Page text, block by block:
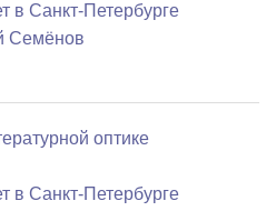
в Санкт-Петербурге
Семёнов
оптике
в Санкт-Петербурге